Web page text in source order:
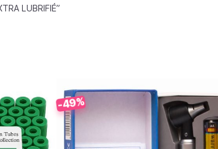
LUBRIFIÉ”
-49%